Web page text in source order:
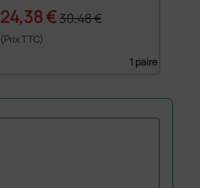
24,38 €30,48 €
(Prix TTC)
1 paire